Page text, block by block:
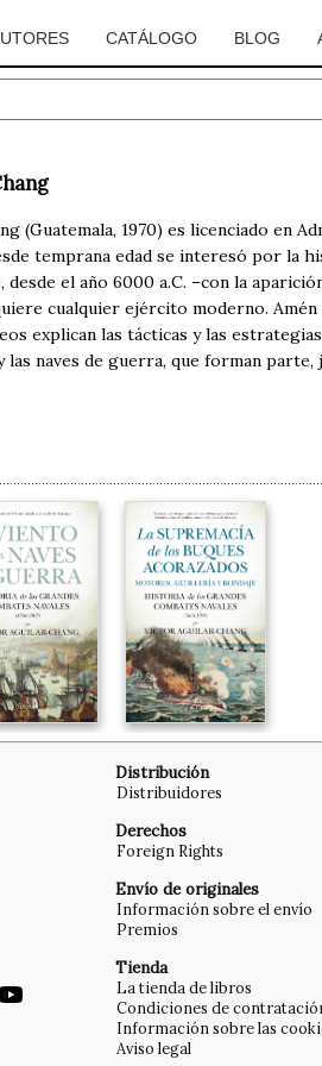
CATÁLOGO BLOG
(Guatemala, 1970) es licenciado en
temprana edad se interesó por la
desde el año 6000 a.C. –con la
cualquier ejército moderno.
explican las tácticas y las
las naves de guerra, que forman
Distribución
Distribuidores
Derechos
Foreign Rights
Envío de originales
Información sobre el envío
Premios
Tienda
La tienda de libros
Condiciones de
Información sobre las
Aviso legal